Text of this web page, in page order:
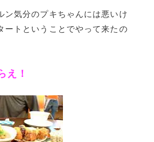
ン気分のプキちゃんには悪いけ
ートということでやって来たの
え！